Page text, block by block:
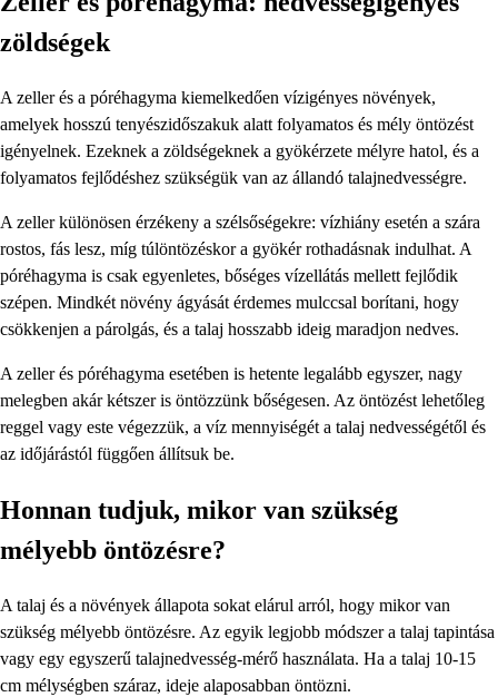
zöldségek
A zeller és a póréhagyma kiemelkedően vízigényes növények,
amelyek hosszú tenyészidőszakuk alatt folyamatos és mély öntözést
igényelnek. Ezeknek a zöldségeknek a gyökérzete mélyre hatol, és a
folyamatos fejlődéshez szükségük van az állandó talajnedvességre.
A zeller különösen érzékeny a szélsőségekre: vízhiány esetén a szára
rostos, fás lesz, míg túlöntözéskor a gyökér rothadásnak indulhat. A
póréhagyma is csak egyenletes, bőséges vízellátás mellett fejlődik
szépen. Mindkét növény ágyását érdemes mulccsal borítani, hogy
csökkenjen a párolgás, és a talaj hosszabb ideig maradjon nedves.
A zeller és póréhagyma esetében is hetente legalább egyszer, nagy
melegben akár kétszer is öntözzünk bőségesen. Az öntözést lehetőleg
reggel vagy este végezzük, a víz mennyiségét a talaj nedvességétől és
az időjárástól függően állítsuk be.
Honnan tudjuk, mikor van szükség
mélyebb öntözésre?
A talaj és a növények állapota sokat elárul arról, hogy mikor van
szükség mélyebb öntözésre. Az egyik legjobb módszer a talaj tapintása
vagy egy egyszerű talajnedvesség-mérő használata. Ha a talaj 10-15
cm mélységben száraz, ideje alaposabban öntözni.